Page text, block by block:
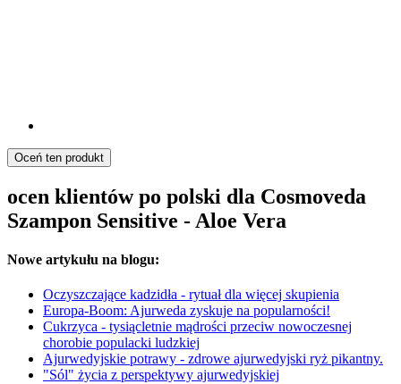
Oceń ten produkt
ocen klientów po polski dla Cosmoveda
Szampon Sensitive - Aloe Vera
Nowe artykułu na blogu:
Oczyszczające kadzidła - rytuał dla więcej skupienia
Europa-Boom: Ajurweda zyskuje na popularności!
Cukrzyca - tysiącletnie mądrości przeciw nowoczesnej
chorobie populacki ludzkiej
Ajurwedyjskie potrawy - zdrowe ajurwedyjski ryż pikantny.
"Sól" życia z perspektywy ajurwedyjskiej